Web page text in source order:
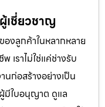
เชี่ยวชาญ
องลูกค้าในหลากหลาย
เราไม่ใช่แค่ช่างรับ
นก่อสร้างอย่างเป็น
มีใบอนุญาต ดูแล